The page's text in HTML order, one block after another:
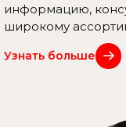
информацию,
широкому
Узнать больше